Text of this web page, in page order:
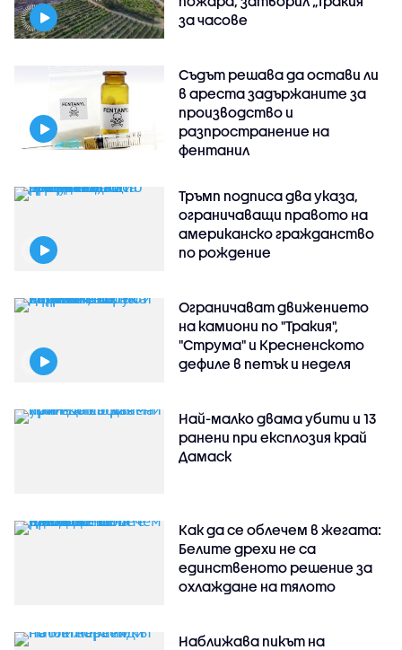
за часове
Съдът решава да остави ли
в ареста задържаните за
производство и
разпространение на
фентанил
Тръмп подписа два указа,
ограничаващи правото на
американско гражданство
по рождение
Ограничават движението
на камиони по "Тракия",
"Струма" и Кресненското
дефиле в петък и неделя
Най-малко двама убити и 13
ранени при експлозия край
Дамаск
Как да се облечем в жегата:
Белите дрехи не са
единственото решение за
охлаждане на тялото
Наближава пикът на